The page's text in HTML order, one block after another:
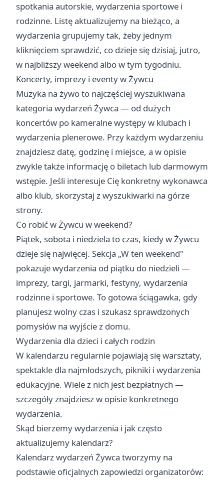
spotkania autorskie, wydarzenia sportowe i
rodzinne. Listę aktualizujemy na bieżąco, a
wydarzenia grupujemy tak, żeby jednym
kliknięciem sprawdzić, co dzieje się dzisiaj, jutro,
w najbliższy weekend albow tym tygodniu.
Koncerty, imprezy i eventy w Żywcu
Muzyka na żywo to najczęściej wyszukiwana
kategoria wydarzeń Żywca — od dużych
koncertów po kameralne występy w klubach i
wydarzenia plenerowe. Przy każdym wydarzeniu
znajdziesz datę, godzinę i miejsce, a w opisie
zwykle także informację o biletach lub darmowym
wstępie. Jeśli interesuje Cię konkretny wykonawca
albo klub, skorzystaj z wyszukiwarki na górze
strony.
Co robić w Żywcu w weekend?
Piątek, sobota i niedziela to czas, kiedy w Żywcu
dzieje się najwięcej. Sekcja „W ten weekend"
pokazuje wydarzenia od piątku do niedzieli —
imprezy, targi, jarmarki, festyny, wydarzenia
rodzinne i sportowe. To gotowa ściągawka, gdy
planujesz wolny czas i szukasz sprawdzonych
pomysłów na wyjście z domu.
Wydarzenia dla dzieci i całych rodzin
W kalendarzu regularnie pojawiają się warsztaty,
spektakle dla najmłodszych, pikniki i wydarzenia
edukacyjne. Wiele z nich jest bezpłatnych —
szczegóły znajdziesz w opisie konkretnego
wydarzenia.
Skąd bierzemy wydarzenia i jak często
aktualizujemy kalendarz?
Kalendarz wydarzeń Żywca tworzymy na
podstawie oficjalnych zapowiedzi organizatorów: